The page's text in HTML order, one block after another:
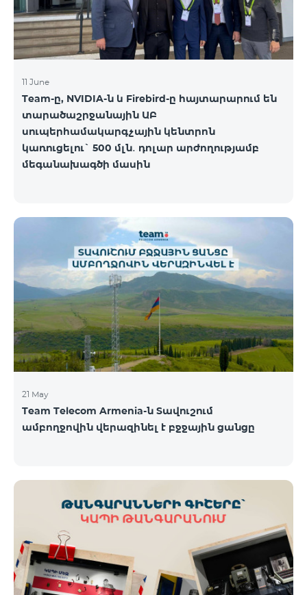
11 June
Team-ը, NVIDIA-ն և Firebird-ը հայտարարում են
տարածաշրջանային ԱԲ
սուպերհամակարգչային կենտրոն
կառուցելու` 500 մլն․ դոլար արժողությամբ
մեգանախագծի մասին
21 May
Team Telecom Armenia-ն Տավուշում
ամբողջովին վերազինել է բջջային ցանցը